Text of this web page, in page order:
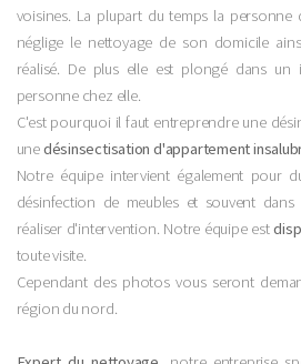
voisines. La plupart du temps la personne
néglige le nettoyage de son domicile
réalisé. De plus elle est plongé dans
personne chez elle.
C'est pourquoi il faut entreprendre une
unedésinsectisation d'appartement
Notre équipe intervient également pour
désinfection de meubles et souvent
réaliser d'intervention. Notre équipe est
toute visite.
Cependant des photos vous seront
région du nord.